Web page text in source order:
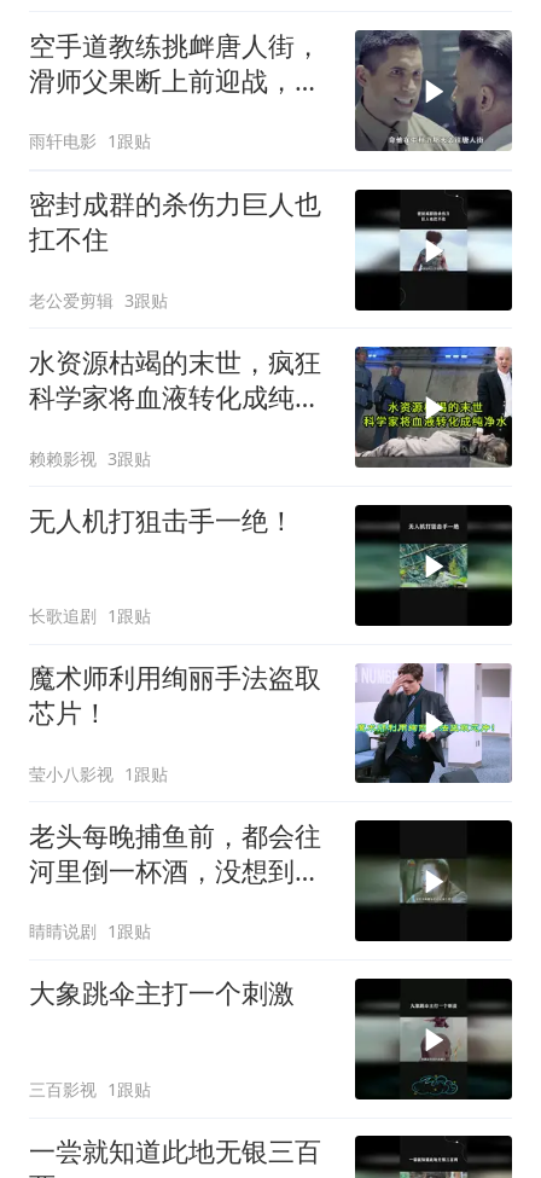
空手道教练挑衅唐人街，
滑师父果断上前迎战，一
雨轩电影 1跟贴
密封成群的杀伤力巨人也
扛不住
老公爱剪辑 3跟贴
水资源枯竭的末世，疯狂
科学家将血液转化成纯净
赖赖影视 3跟贴
无人机打狙击手一绝！
长歌追剧 1跟贴
魔术师利用绚丽手法盗取
芯片！
莹小八影视 1跟贴
老头每晚捕鱼前，都会往
河里倒一杯酒，没想到这
睛睛说剧 1跟贴
大象跳伞主打一个刺激
三百影视 1跟贴
一尝就知道此地无银三百